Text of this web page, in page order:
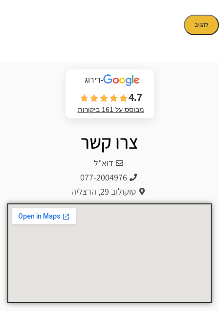
צרו קשר
דוא"ל
077-2004976
סוקולוב 29, הרצליה
-דירוג
4.7
מבוסס על 161 ביקורות